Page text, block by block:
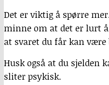
Det er viktig å spørre
minne om at det er lurt
at svaret du får kan
Husk også at du sjelden
sliter psykisk.